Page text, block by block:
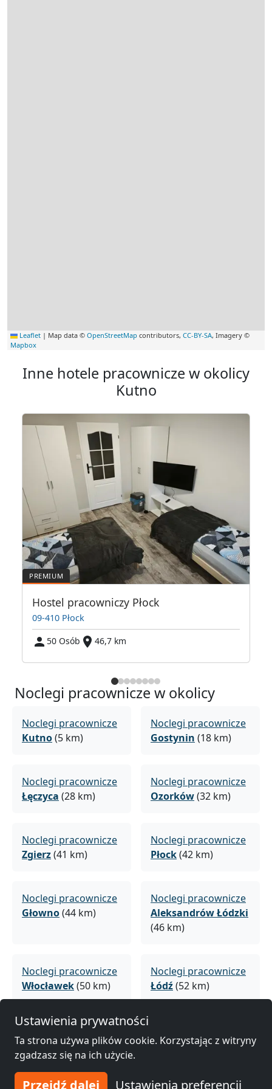
Leaflet | Map data © OpenStreetMap contributors, CC-BY-SA, Imagery ©
Mapbox
Inne hotele pracownicze w okolicy
Kutno
Hostel pracowniczy Płock
09-410 Płock
50 Osób
46,7 km
Noclegi pracownicze w okolicy
Noclegi pracownicze
Kutno(5 km)
Noclegi pracownicze
Gostynin (18 km)
Noclegi pracownicze
Łęczyca (28 km)
Noclegi pracownicze
Ozorków(32 km)
Noclegi pracownicze
Zgierz(41 km)
Noclegi pracownicze
Płock(42 km)
Noclegi pracownicze
Głowno(44 km)
Noclegi pracownicze
Aleksandrów Łódzki
(46 km)
Noclegi pracownicze
Włocławek(50 km)
Noclegi pracownicze
Łódź(52 km)
Noclegi pracownicze
Konstantynów
Łódzki(53 km)
Łowicz(58 km)
Ustawienia prywatności
Ta strona używa plików cookie. Korzystając z witryny
zgadzasz się na ich użycie.
Przejdź dalej Ustawienia preferencji